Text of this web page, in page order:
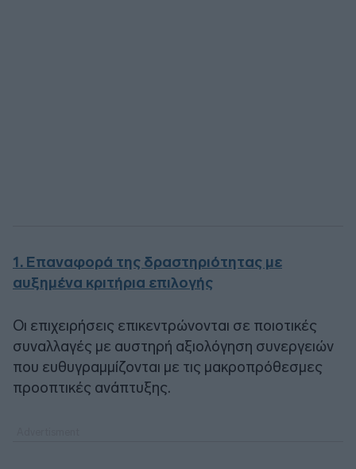
1. Επαναφορά της δραστηριότητας με
αυξημένα κριτήρια επιλογής
Οι επιχειρήσεις επικεντρώνονται σε ποιοτικές
συναλλαγές με αυστηρή αξιολόγηση συνεργειών
που ευθυγραμμίζονται με τις μακροπρόθεσμες
προοπτικές ανάπτυξης.